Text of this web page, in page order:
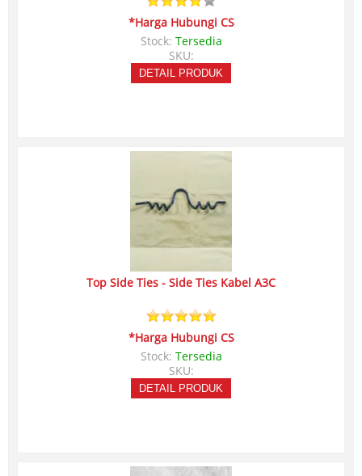
*Harga Hubungi CS
Stock: Tersedia
SKU:
DETAIL PRODUK
Top Side Ties - Side Ties Kabel A3C
*Harga Hubungi CS
Stock: Tersedia
SKU:
DETAIL PRODUK